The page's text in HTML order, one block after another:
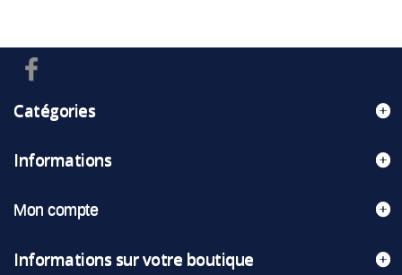
Catégories
Informations
Mon compte
Informations sur votre boutique